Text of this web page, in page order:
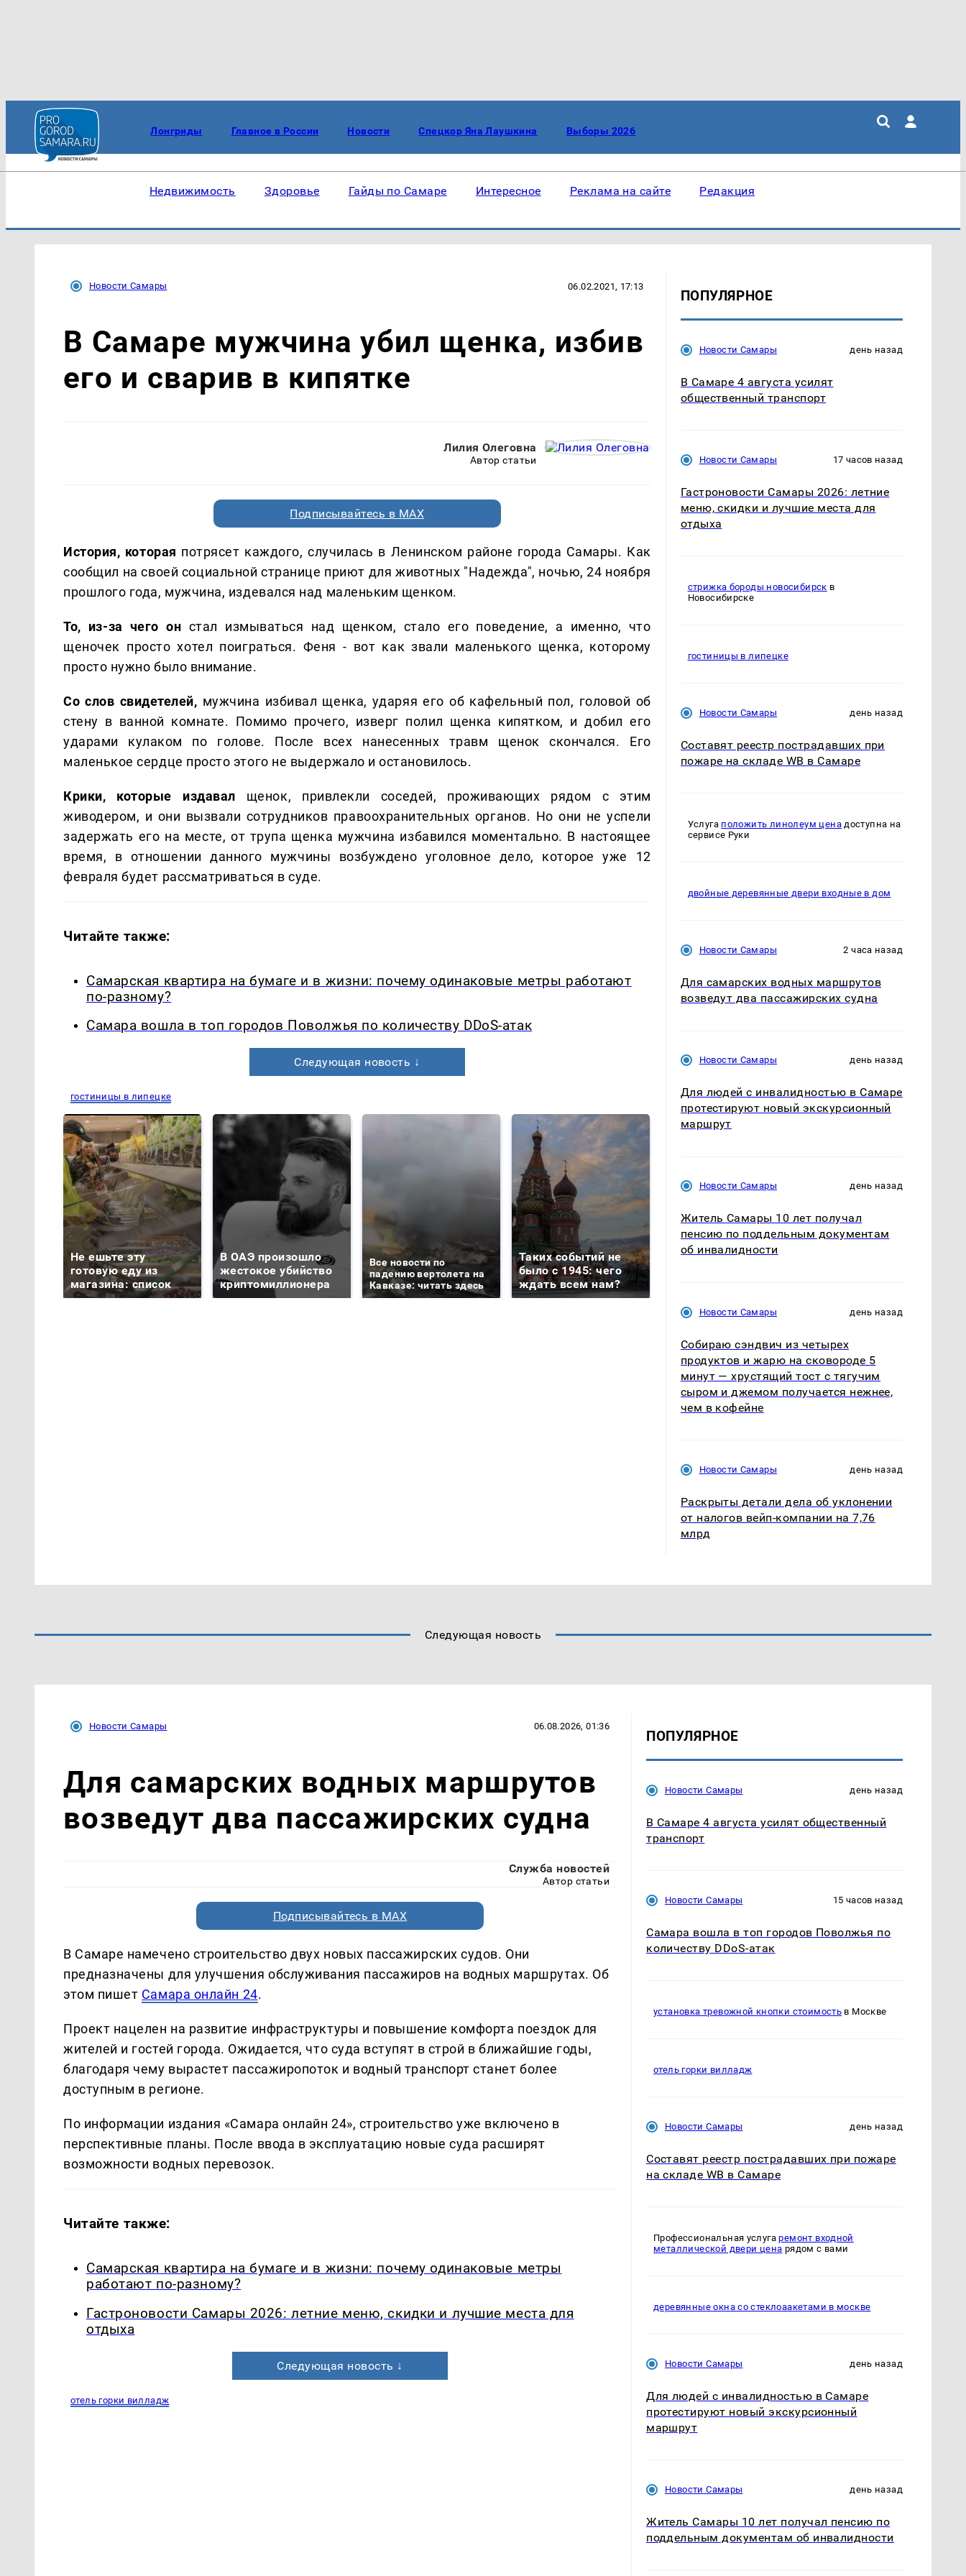
Лонгриды Главное в России Новости Спецкор Яна Лаушкина Выборы 2026
Недвижимость Здоровье Гайды по Самаре Интересное Реклама на сайте Редакция
Новости Самары 06.02.2021, 17:13
В Самаре мужчина убил щенка, избив
его и сварив в кипятке
Лилия Олеговна
Автор статьи
Подписывайтесь в MAX
История, которая потрясет каждого, случилась в Ленинском районе города Самары. Как
сообщил на своей социальной странице приют для животных "Надежда", ночью, 24 ноября
прошлого года, мужчина, издевался над маленьким щенком.
То, из-за чего он стал измываться над щенком, стало его поведение, а именно, что
щеночек просто хотел поиграться. Феня - вот как звали маленького щенка, которому
просто нужно было внимание.
Со слов свидетелей, мужчина избивал щенка, ударяя его об кафельный пол, головой об
стену в ванной комнате. Помимо прочего, изверг полил щенка кипятком, и добил его
ударами кулаком по голове. После всех нанесенных травм щенок скончался. Его
маленькое сердце просто этого не выдержало и остановилось.
Крики, которые издавал щенок, привлекли соседей, проживающих рядом с этим
живодером, и они вызвали сотрудников правоохранительных органов. Но они не успели
задержать его на месте, от трупа щенка мужчина избавился моментально. В настоящее
время, в отношении данного мужчины возбуждено уголовное дело, которое уже 12
февраля будет рассматриваться в суде.
Читайте также:
Самарская квартира на бумаге и в жизни: почему одинаковые метры работают
по-разному?
Самара вошла в топ городов Поволжья по количеству DDoS-атак
Следующая новость ↓
гостиницы в липецке
Не ешьте эту
готовую еду из
магазина: список
В ОАЭ произошло
жестокое убийство
криптомиллионера
Все новости по
падению вертолета на
Кавказе: читать здесь
Таких событий не
было с 1945: чего
ждать всем нам?
СМИ: В Химках на
ПОПУЛЯРНОЕ
Новости Самары день назад
В Самаре 4 августа усилят
общественный транспорт
Новости Самары 17 часов назад
Гастроновости Самары 2026: летние
меню, скидки и лучшие места для
отдыха
стрижка бороды новосибирск в
Новосибирске
гостиницы в липецке
Новости Самары день назад
Составят реестр пострадавших при
пожаре на складе WB в Самаре
Услуга положить линолеум ценадоступна на
сервисе Руки
двойные деревянные двери входные в дом
Новости Самары 2 часа назад
Для самарских водных маршрутов
возведут два пассажирских судна
Новости Самары день назад
Для людей с инвалидностью в Самаре
протестируют новый экскурсионный
маршрут
Новости Самары день назад
Житель Самары 10 лет получал
пенсию по поддельным документам
об инвалидности
Новости Самары день назад
Собираю сэндвич из четырех
продуктов и жарю на сковороде 5
минут — хрустящий тост с тягучим
сыром и джемом получается нежнее,
чем в кофейне
Новости Самары день назад
Раскрыты детали дела об уклонении
от налогов вейп-компании на 7,76
млрд
Следующая новость
Новости Самары 06.08.2026, 01:36
Для самарских водных маршрутов
возведут два пассажирских судна
Служба новостей
Автор статьи
Подписывайтесь в MAX
В Самаре намечено строительство двух новых пассажирских судов. Они
предназначены для улучшения обслуживания пассажиров на водных маршрутах. Об
этом пишет Самара онлайн 24.
Проект нацелен на развитие инфраструктуры и повышение комфорта поездок для
жителей и гостей города. Ожидается, что суда вступят в строй в ближайшие годы,
благодаря чему вырастет пассажиропоток и водный транспорт станет более
доступным в регионе.
По информации издания «Самара онлайн 24», строительство уже включено в
перспективные планы. После ввода в эксплуатацию новые суда расширят
возможности водных перевозок.
Читайте также:
Самарская квартира на бумаге и в жизни: почему одинаковые метры
работают по-разному?
Гастроновости Самары 2026: летние меню, скидки и лучшие места для
отдыха
Следующая новость ↓
отель горки вилладж
ПОПУЛЯРНОЕ
Новости Самары день назад
В Самаре 4 августа усилят общественный
транспорт
Новости Самары 15 часов назад
Самара вошла в топ городов Поволжья по
количеству DDoS-атак
установка тревожной кнопки стоимость в Москве
отель горки вилладж
Новости Самары день назад
Составят реестр пострадавших при пожаре
на складе WB в Самаре
Профессиональная услугаремонт входной
металлической двери цена рядом с вами
деревянные окна со стеклоаакетами в москве
Новости Самары день назад
Для людей с инвалидностью в Самаре
протестируют новый экскурсионный
маршрут
Новости Самары день назад
Житель Самары 10 лет получал пенсию по
поддельным документам об инвалидности